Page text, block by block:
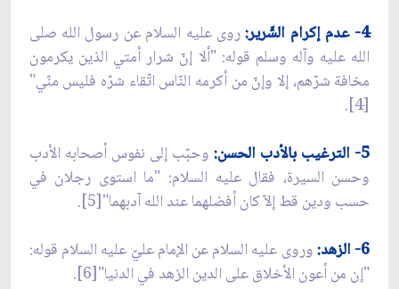
4- عدم إكرام الشّرير:
روى عليه السلام عن رسول الله صلى
الله عليه وآله وسلم قوله: "ألا إنّ شرار أمتي الذين يكرمون
مخافة شرّهم، إلا وإنّ من أكرمه النّاس اتّقاء شرّه فليس منّي"
[4].
5- الترغيب بالأدب الحسن:
وحبّب إلى نفوس أصحابه الأدب
وحسن السيرة، فقال عليه السلام: "ما استوى رجلان في
حسب ودين قط إلاّ كان أفضلهما عند الله آدبهما"[5].
6- الزهد:
وروى عليه السلام عن الإمام عليّ عليه السلام قوله:
"إن من أعون الأخلاق على الدين الزهد في الدنيا"[6].